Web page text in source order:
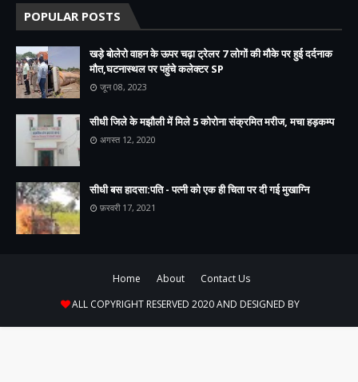
POPULAR POSTS
खड़े बोलेरो वाहन के ऊपर चढ़ा ट्रेलर 7 लोगों की मौके पर हुई दर्दनाक
मौत,घटनास्थल पर पहुंचे कलेक्टर SP
जून 08, 2023
सीधी जिले के मझौली में मिले 5 कोरोना संक्रमित मरीज, मचा हड़कम्प
अगस्त 12, 2020
सीधी बस हादसा:पति - पत्नी को एक ही चिता पर दी गई मुखाग्नि
फ़रवरी 17, 2021
Home About
Contact Us
ALL COPYRIGHT RESERVED 2020 AND DESIGNED BY